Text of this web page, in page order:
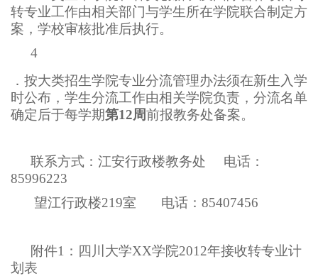
转专业工作由相关部门与学生所在学院联合制定方
案，学校审核批准后执行。
4
．按大类招生学院专业分流管理办法须在新生入学
时公布，学生分流工作由相关学院负责，分流名单
确定后于每学期第12周前报教务处备案。
联系方式：江安行政楼教务处 电话：
85996223
望江行政楼219室 电话：85407456
附件1：四川大学XX学院2012年接收转专业计
划表